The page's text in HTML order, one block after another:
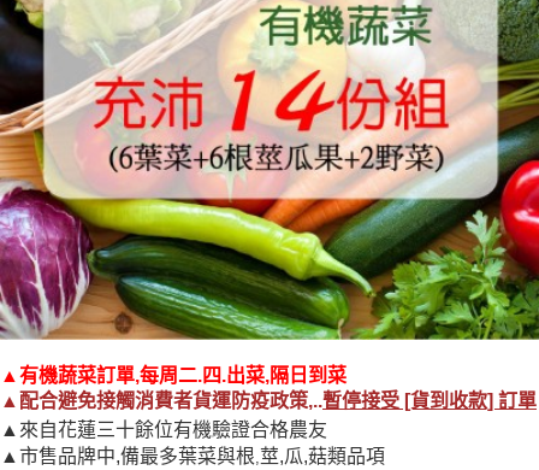
▲ 有機蔬菜訂單,每周二.四.出菜,隔日到菜
▲ 配合避免接觸消費者貨運防疫政策,..暫停接受 [貨到收款] 訂單
▲ 來自花蓮三十餘位有機驗證合格農友
▲市售品牌中,備最多葉菜與根,莖,瓜,菇類品項